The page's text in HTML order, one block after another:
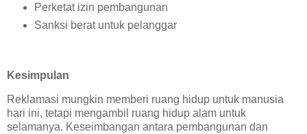
Perketat izin pembangunan
Sanksi berat untuk pelanggar
Kesimpulan
Reklamasi mungkin memberi ruang hidup untuk manusia
hari ini, tetapi mengambil ruang hidup alam untuk
selamanya. Keseimbangan antara pembangunan dan